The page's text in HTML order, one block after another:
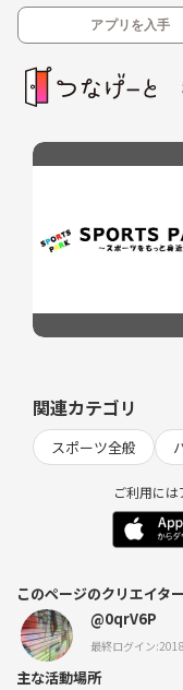
アプリを入手
関連カテゴリ
スポーツ全般
ご利用に
このページのクリエイター
@0qrV6P
最終ログイン
主な活動場所